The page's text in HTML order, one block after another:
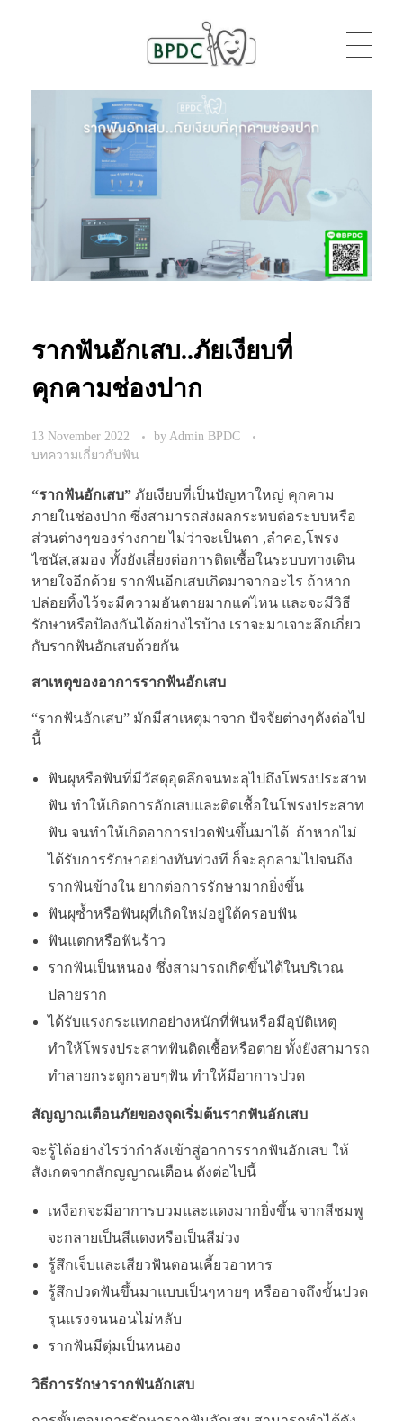
BPDC
แค่เว็บเวิร์ดเพรสเว็บหนึ่ง
รากฟันอักเสบ..ภัยเงียบที่
คุกคามช่องปาก
13 November 2022 byAdmin BPDC
บทความเกี่ยวกับฟัน
“รากฟันอักเสบ” ภัยเงียบที่เป็นปัญหาใหญ่ คุกคาม
ภายในช่องปาก ซึ่งสามารถส่งผลกระทบต่อระบบหรือ
ส่วนต่างๆของร่างกาย ไม่ว่าจะเป็นตา ,ลำคอ,โพรง
ไซนัส,สมอง ทั้งยังเสี่ยงต่อการติดเชื้อในระบบทางเดิน
หายใจอีกด้วย รากฟันอีกเสบเกิดมาจากอะไร ถ้าหาก
ปล่อยทิ้งไว้จะมีความอันตายมากแค่ไหน และจะมีวิธี
รักษาหรือป้องกันได้อย่างไรบ้าง เราจะมาเจาะลึกเกี่ยว
กับรากฟันอักเสบด้วยกัน
สาเหตุของอาการรากฟันอักเสบ
“รากฟันอักเสบ” มักมีสาเหตุมาจาก ปัจจัยต่างๆดังต่อไป
นี้
ฟันผุหรือฟันที่มีวัสดุอุดลึกจนทะลุไปถึงโพรงประสาท
ฟัน ทำให้เกิดการอักเสบและติดเชื้อในโพรงประสาท
ฟัน จนทำให้เกิดอาการปวดฟันขึ้นมาได้ ถ้าหากไม่
ได้รับการรักษาอย่างทันท่วงที ก็จะลุกลามไปจนถึง
รากฟันข้างใน ยากต่อการรักษามากยิ่งขึ้น
ฟันผุซ้ำหรือฟันผุที่เกิดใหม่อยู่ใต้ครอบฟัน
ฟันแตกหรือฟันร้าว
รากฟันเป็นหนอง ซึ่งสามารถเกิดขึ้นได้ในบริเวณ
ปลายราก
ได้รับแรงกระแทกอย่างหนักที่ฟันหรือมีอุบัติเหตุ
ทำให้โพรงประสาทฟันติดเชื้อหรือตาย ทั้งยังสามารถ
ทำลายกระดูกรอบๆฟัน ทำให้มีอาการปวด
สัญญาณเตือนภัยของจุดเริ่มต้นรากฟันอักเสบ
จะรู้ได้อย่างไรว่ากำลังเข้าสู่อาการรากฟันอักเสบ ให้
สังเกตจากสักญญาณเตือน ดังต่อไปนี้
เหงือกจะมีอาการบวมและแดงมากยิ่งขึ้น จากสีชมพู
จะกลายเป็นสีแดงหรือเป็นสีม่วง
รู้สึกเจ็บและเสียวฟันตอนเคี้ยวอาหาร
รู้สึกปวดฟันขึ้นมาแบบเป็นๆหายๆ หรืออาจถึงขั้นปวด
รุนแรงจนนอนไม่หลับ
รากฟันมีตุ่มเป็นหนอง
วิธีการรักษารากฟันอักเสบ